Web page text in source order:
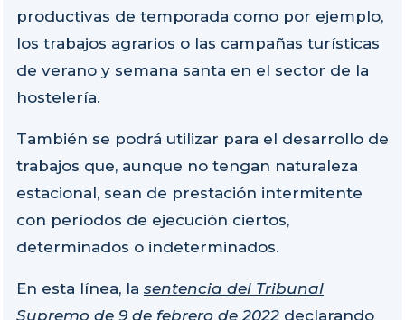
productivas de temporada como por ejemplo,
los trabajos agrarios o las campañas turísticas
de verano y semana santa en el sector de la
hostelería.
También se podrá utilizar para el desarrollo de
trabajos que, aunque no tengan naturaleza
estacional, sean de prestación intermitente
con períodos de ejecución ciertos,
determinados o indeterminados.
En esta línea, la sentencia del Tribunal
Supremo de 9 de febrero de 2022 declarando